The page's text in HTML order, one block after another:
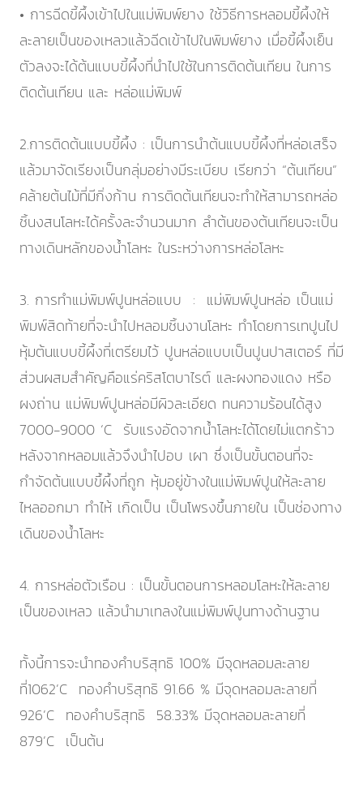
• การฉีดขี้ผึ้งเข้าไปในแม่พิมพ์ยาง ใช้วิธีการหลอมขี้ผึ้งให้
ละลายเป็นของเหลวแล้วฉีดเข้าไปในพิมพ์ยาง เมื่อขี้ผึ้งเย็น
ตัวลงจะได้ต้นแบบขี้ผึ้งที่นำไปใช้ในการติดต้นเทียน ในการ
ติดต้นเทียน และ หล่อแม่พิมพ์
2.การติดต้นแบบขี้ผึ้ง : เป็นการนำต้นแบบขี้ผึ้งที่หล่อเสร็จ
แล้วมาจัดเรียงเป็นกลุ่มอย่างมีระเบียบ เรียกว่า “ต้นเทียน”
คล้ายต้นไม้ที่มีกิ่งก้าน การติดต้นเทียนจะทำให้สามารถหล่อ
ชิ้นงสนโลหะได้ครั้งละจำนวนมาก ลำต้นของต้นเทียนจะเป็น
ทางเดินหลักของน้ำโลหะ ในระหว่างการหล่อโลหะ
3. การทำแม่พิมพ์ปูนหล่อแบบ : แม่พิมพ์ปูนหล่อ เป็นแม่
พิมพ์สิดท้ายที่จะนำไปหลอมชิ้นงานโลหะ ทำโดยการเทปูนไป
หุ้มต้นแบบขี้ผึ้งที่เตรียมไว้ ปูนหล่อแบบเป็นปูนปาสเตอร์ ที่มี
ส่วนผสมสำคัญคือแร่คริสโตบาไรต์ และผงทองแดง หรือ
ผงถ่าน แม่พิมพ์ปูนหล่อมีผิวละเอียด ทนความร้อนได้สูง
7000-9000 ‘C รับแรงอัดจากน้ำโลหะได้โดยไม่แตกร้าว
หลังจากหลอมแล้วจึงนำไปอบ เผา ซึ่งเป็นขั้นตอนที่จะ
กำจัดต้นแบบขึ้ผึ้งที่ถูก หุ้มอยู่ข้างในแม่พิมพ์ปูนให้ละลาย
ไหลออกมา ทำไห้ เกิดเป็น เป็นโพรงขึ้นภายใน เป็นช่องทาง
เดินของน้ำโลหะ
4. การหล่อตัวเรือน : เป็นขั้นตอนการหลอมโลหะให้ละลาย
เป็นของเหลว แล้วนำมาเทลงในแม่พิมพ์ปูนทางด้านฐาน
ทั้งนี้การจะนำทองคำบริสุทธิ 100% มีจุดหลอมละลาย
ที่1062’C ทองคำบริสุทธิ 91.66 % มีจุดหลอมละลายที่
926’C ทองคำบริสุทธิ 58.33% มีจุดหลอมละลายที่
879’C เป็นต้น